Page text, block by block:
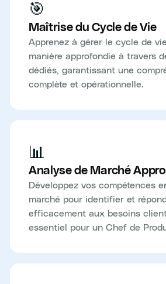
🎯
Maîtrise du Cycle de Vie
Apprenez à gérer le cycle de
manière approfondie à travers
dédiés, garantissant une
complète et opérationnelle.
📊
Analyse de Marché
Développez vos compétences
marché pour identifier et
efficacement aux besoins
essentiel pour un Chef de